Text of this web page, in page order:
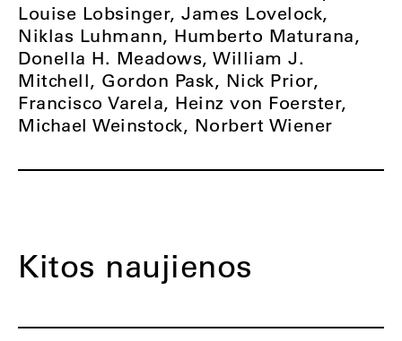
Louise Lobsinger, James Lovelock,
Niklas Luhmann, Humberto Maturana,
Donella H. Meadows, William J.
Mitchell, Gordon Pask, Nick Prior,
Francisco Varela, Heinz von Foerster,
Michael Weinstock, Norbert Wiener
Kitos naujienos